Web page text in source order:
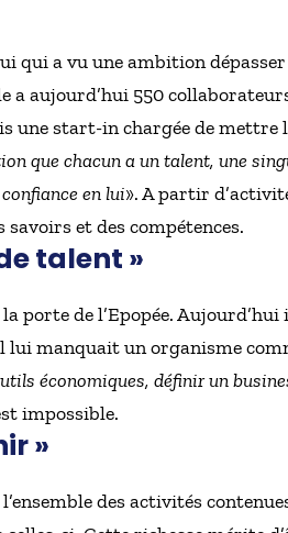
qui a vu une ambition
aujourd’hui 550
une start-in chargée de
que chacun a un talent, une
en lui». A partir
et des compétences.
talent »
porte de l’Epopée.
manquait un organisme
économiques, définir un
impossible.
»
des activités